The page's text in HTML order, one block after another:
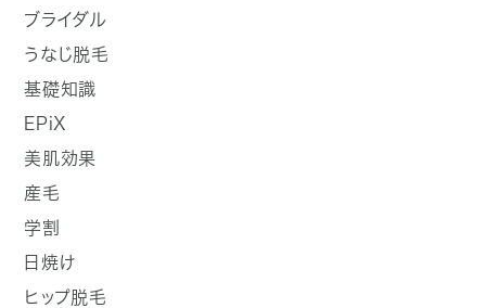
ブライダル
うなじ脱毛
基礎知識
EPiX
美肌効果
産毛
学割
日焼け
ヒップ脱毛